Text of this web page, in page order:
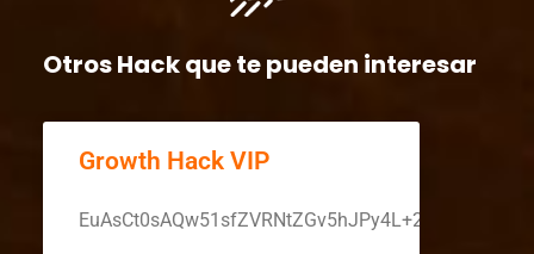
Otros Hack que te pueden interesar
Growth Hack VIP